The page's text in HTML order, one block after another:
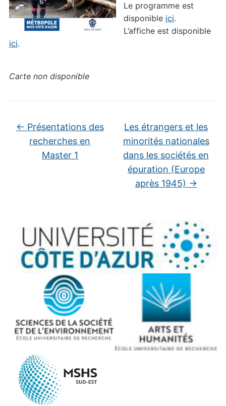
Le programme est
disponible ici.
L’affiche est disponible
ici.
Carte non disponible
← Présentations des
recherches en
Master 1
Les étrangers et les
minorités nationales
dans les sociétés en
épuration (Europe
après 1945) →